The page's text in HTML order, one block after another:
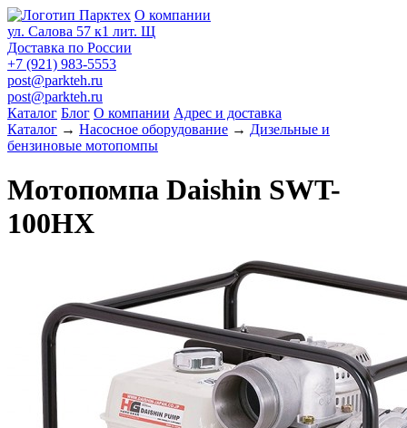
О компании
ул. Салова 57 к1 лит. Щ
Доставка по России
+7 (921) 983-5553
post@parkteh.ru
post@parkteh.ru
Каталог Блог О компании Адрес и доставка
Каталог → Насосное оборудование → Дизельные и
бензиновые мотопомпы
Мотопомпа Daishin SWT-
100HX